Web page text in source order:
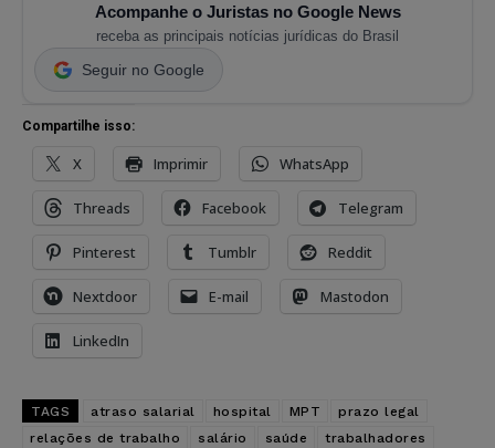
Acompanhe o Juristas no Google News
receba as principais notícias jurídicas do Brasil
Seguir no Google
Compartilhe isso:
X Imprimir WhatsApp
Threads Facebook Telegram
Pinterest Tumblr Reddit
Nextdoor E-mail Mastodon
LinkedIn
TAGS atraso salarial hospital MPT
prazo legal
relações de trabalho
salário saúde
trabalhadores